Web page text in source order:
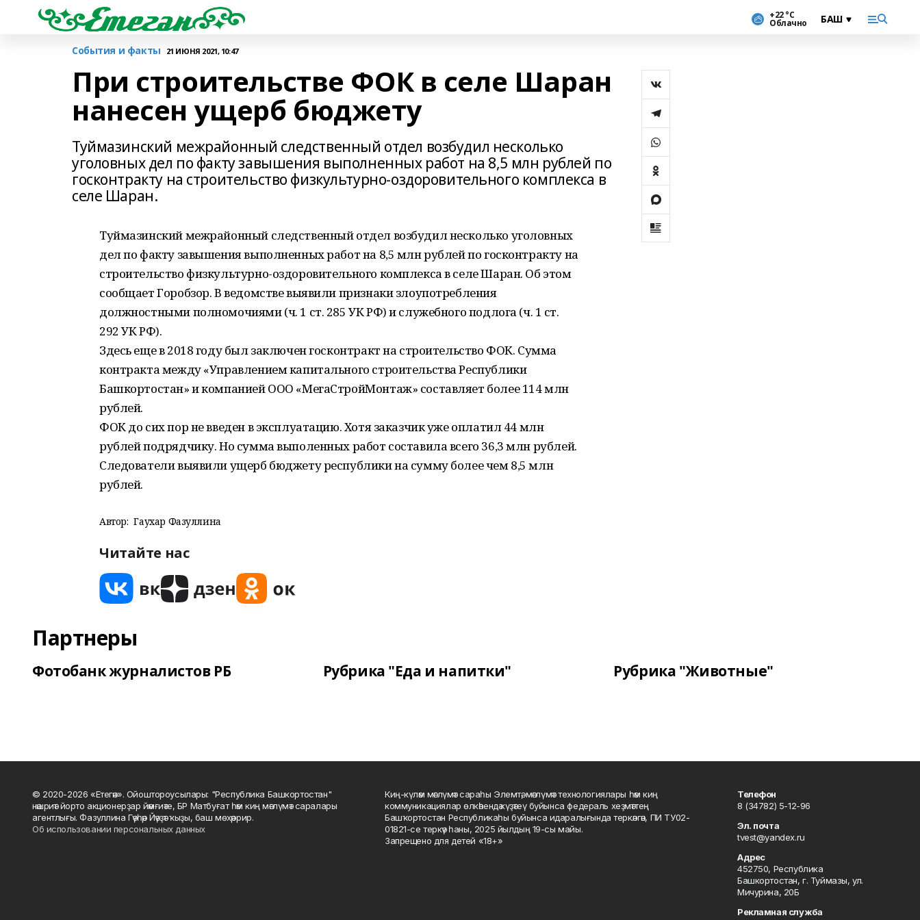
+22 °С
Облачно
События и факты 21 ИЮНЯ 2021, 10:47
При строительстве ФОК в селе Шаран
нанесен ущерб бюджету
Туймазинский межрайонный следственный отдел возбудил несколько
уголовных дел по факту завышения выполненных работ на 8,5 млн рублей по
госконтракту на строительство физкультурно-оздоровительного комплекса в
селе Шаран.
Туймазинский межрайонный следственный отдел возбудил несколько уголовных
дел по факту завышения выполненных работ на 8,5 млн рублей по госконтракту на
строительство физкультурно-оздоровительного комплекса в селе Шаран. Об этом
сообщает Горобзор. В ведомстве выявили признаки злоупотребления
должностными полномочиями (ч. 1 ст. 285 УК РФ) и служебного подлога (ч. 1 ст.
292 УК РФ).
Здесь еще в 2018 году был заключен госконтракт на строительство ФОК. Сумма
контракта между «Управлением капитального строительства Республики
Башкортостан» и компанией ООО «МегаСтройМонтаж» составляет более 114 млн
рублей.
ФОК до сих пор не введен в эксплуатацию. Хотя заказчик уже оплатил 44 млн
рублей подрядчику. Но сумма выполенных работ составила всего 36,3 млн рублей.
Следователи выявили ущерб бюджету республики на сумму более чем 8,5 млн
рублей.
Автор: Гаухар Фазуллина
Читайте нас
Партнеры
Фотобанк журналистов РБ Рубрика "Еда и напитки" Рубрика "Животные"
© 2020-2026 «Етегән». Ойоштороусылары: "Республика Башкортостан"
нәшриәт йорто акционерҙар йәмғиәте, БР Матбуғат һәм киң мәғлүмәт саралары
агентлығы. Фазуллина Гәүһәр Йәүҙәт ҡыҙы, баш мөхәррир.
Об использовании персональных данных
Киң-күләм мәғлүмәт сараһы Элемтә, мәғлүмәт технологиялары һәм киң
коммуникациялар өлкәһендә күҙәтеү буйынса федераль хеҙмәттең
Башҡортостан Республикаһы буйынса идаралығында теркәлгән, ПИ ТУ02-
01821-се теркәү һаны, 2025 йылдың 19-сы майы.
Запрещено для детей «18+»
Телефон
8 (34782) 5-12-96
Эл. почта
tvest@yandex.ru
Адрес
452750, Республика
Башкортостан, г. Туймазы, ул.
Мичурина, 20Б
Рекламная служба